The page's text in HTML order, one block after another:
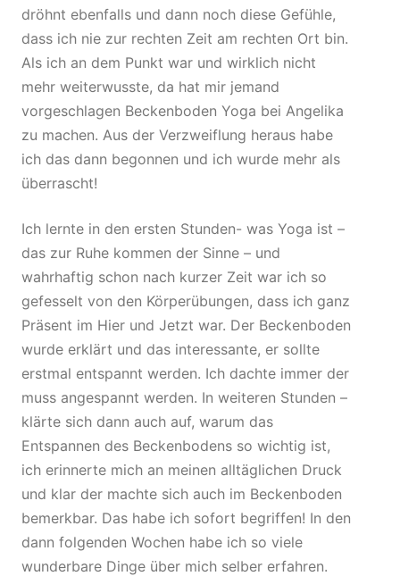
dröhnt ebenfalls und dann noch diese Gefühle,
dass ich nie zur rechten Zeit am rechten Ort bin.
Als ich an dem Punkt war und wirklich nicht
mehr weiterwusste, da hat mir jemand
vorgeschlagen Beckenboden Yoga bei Angelika
zu machen. Aus der Verzweiflung heraus habe
ich das dann begonnen und ich wurde mehr als
überrascht!
Ich lernte in den ersten Stunden- was Yoga ist –
das zur Ruhe kommen der Sinne – und
wahrhaftig schon nach kurzer Zeit war ich so
gefesselt von den Körperübungen, dass ich ganz
Präsent im Hier und Jetzt war. Der Beckenboden
wurde erklärt und das interessante, er sollte
erstmal entspannt werden. Ich dachte immer der
muss angespannt werden. In weiteren Stunden –
klärte sich dann auch auf, warum das
Entspannen des Beckenbodens so wichtig ist,
ich erinnerte mich an meinen alltäglichen Druck
und klar der machte sich auch im Beckenboden
bemerkbar. Das habe ich sofort begriffen! In den
dann folgenden Wochen habe ich so viele
wunderbare Dinge über mich selber erfahren.